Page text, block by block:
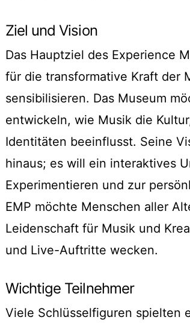
Ziel und Vision
Das Hauptziel des Experience
für die transformative Kraft der
sensibilisieren. Das Museum
entwickeln, wie Musik die
Identitäten beeinflusst. Seine
hinaus; es will ein interaktives
Experimentieren und zur
EMP möchte Menschen aller
Leidenschaft für Musik und
und Live-Auftritte wecken.
Wichtige Teilnehmer
Viele Schlüsselfiguren spielten